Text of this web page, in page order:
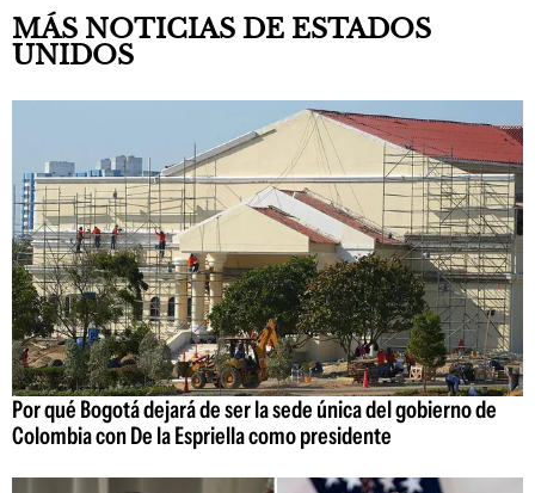
MÁS NOTICIAS DE ESTADOS
UNIDOS
Por qué Bogotá dejará de ser la sede única del gobierno de
Colombia con De la Espriella como presidente